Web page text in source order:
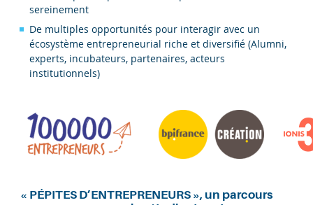
sereinement
De multiples opportunités pour interagir avec un
écosystème entrepreneurial riche et diversifié (Alumni,
experts, incubateurs, partenaires, acteurs
institutionnels)
« PÉPITES D’ENTREPRENEURS », un parcours